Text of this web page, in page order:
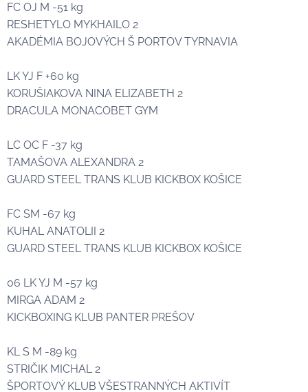
FC OJ M -51 kg
RESHETYLO MYKHAILO 2🥈
AKADÉMIA BOJOVÝCH Š PORTOV TYRNAVIA
LK YJ F +60 kg
KORUŠIAKOVA NINA ELIZABETH 2🥈
DRACULA MONACOBET GYM
LC OC F -37 kg
TAMAŠOVA ALEXANDRA 2🥈
GUARD STEEL TRANS KLUB KICKBOX KOŠICE
FC SM -67 kg
KUHAL ANATOLII 2🥈
GUARD STEEL TRANS KLUB KICKBOX KOŠICE
06 LK YJ M -57 kg
MIRGA ADAM 2🥈
KICKBOXING KLUB PANTER PREŠOV
KL S M -89 kg
STRIČIK MICHAL 2🥈
ŠPORTOVÝ KLUB VŠESTRANNÝCH AKTIVÍT